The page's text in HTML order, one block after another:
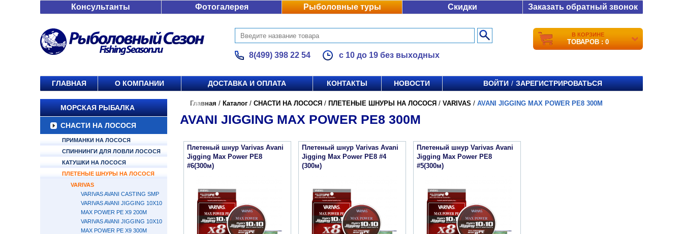
Консультанты Фотогалерея Рыболовные туры Скидки Заказать обратный звонок
8(499) 398 22 54 с 10 до 19 без выходных
В КОРЗИНЕ
ТОВАРОВ : 0
ГЛАВНАЯ О КОМПАНИИ ДОСТАВКА И ОПЛАТА КОНТАКТЫ НОВОСТИ ВОЙТИ / ЗАРЕГИСТРИРОВАТЬСЯ
МОРСКАЯ РЫБАЛКА
СНАСТИ НА ЛОСОСЯ
ПРИМАНКИ НА ЛОСОСЯ
СПИННИНГИ ДЛЯ ЛОВЛИ ЛОСОСЯ
КАТУШКИ НА ЛОСОСЯ
ПЛЕТЕНЫЕ ШНУРЫ НА ЛОСОСЯ
VARIVAS
VARIVAS AVANI CASTING SMP
VARIVAS AVANI JIGGING 10X10
MAX POWER PE X9 200M
VARIVAS AVANI JIGGING 10X10
MAX POWER PE X9 300M
Главная / Каталог / СНАСТИ НА ЛОСОСЯ / ПЛЕТЕНЫЕ ШНУРЫ НА ЛОСОСЯ / VARIVAS / AVANI JIGGING MAX POWER PE8 300M
AVANI JIGGING MAX POWER PE8 300M
Плетеный шнур Varivas Avani
Jigging Max Power PE8
#6(300м)
Плетеный шнур Varivas Avani
Jigging Max Power PE8 #4
(300м)
Плетеный шнур Varivas Avani
Jigging Max Power PE8
#5(300м)